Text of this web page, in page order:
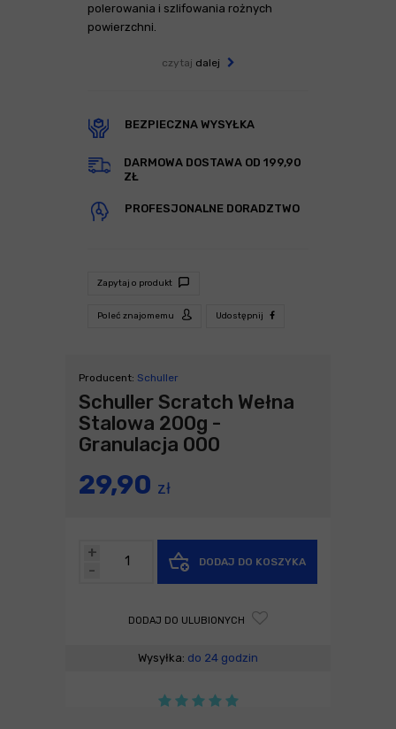
polerowania i szlifowania rożnych
powierzchni.
czytaj dalej
BEZPIECZNA WYSYŁKA
DARMOWA DOSTAWA OD 199,90
ZŁ
PROFESJONALNE DORADZTWO
Zapytaj o produkt
Poleć znajomemu Udostępnij
Producent: Schuller
Schuller Scratch Wełna
Stalowa 200g -
Granulacja 000
29,90 zł
-
+
DODAJ DO KOSZYKA
DODAJ DO ULUBIONYCH
Wysyłka: do 24 godzin